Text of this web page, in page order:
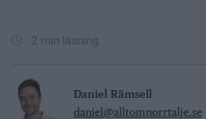
2 min läsning
Daniel Rämsell
daniel@alltomnorrtalje.se